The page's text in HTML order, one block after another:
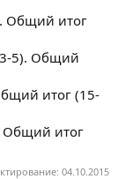
Общий итог
5). Общий
итог (15-
Общий итог
04.10.2015